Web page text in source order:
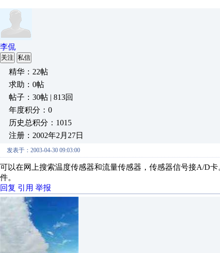
李侃
关注 私信
精华：22帖
求助：0帖
帖子：30帖 | 813回
年度积分：0
历史总积分：1015
注册：2002年2月27日
发表于：2003-04-30 09:03:00
可以在网上搜索温度传感器和流量传感器，传感器信号接A/D
件。
回复 引用 举报